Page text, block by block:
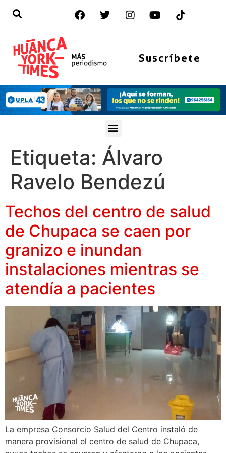
Suscríbete
Etiqueta: Álvaro
Ravelo Bendezú
Techos del centro de salud
de Chupaca se caen por
granizo e inundan
instalaciones mientras se
atendía a pacientes
La empresa Consorcio Salud del Centro instaló de
manera provisional el centro de salud de Chupaca,